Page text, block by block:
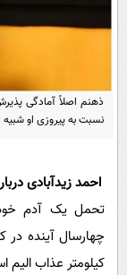
ذهنم اصلاً آمادگی
نسبت به پیروزی او شبیه
احمد زیدآبادی
تحمل یک آدم
چهارسال آینده در
کیلومتر عذاب الیم